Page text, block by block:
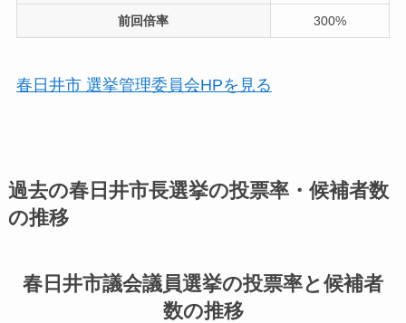
前回倍率 300%
春日井市 選挙管理委員会HPを見る
過去の春日井市長選挙の投票率・候補者数
の推移
春日井市議会議員選挙の投票率と候補者
数の推移